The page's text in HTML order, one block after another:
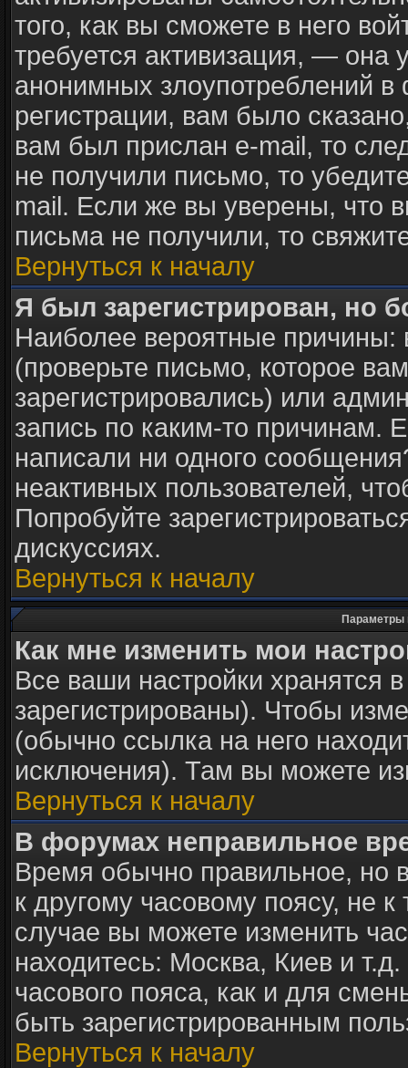
того, как вы сможете в него
требуется активизация, — она
анонимных злоупотреблений
регистрации, вам было
вам был прислан e-mail, то
не получили письмо, то
mail. Если же вы уверены, что
письма не получили, то
Вернуться к началу
Я был зарегистрирован, но
Наиболее вероятные
(проверьте письмо, которое
зарегистрировались) или
запись по каким-то причинам.
написали ни одного
неактивных пользователей,
Попробуйте
дискуссиях.
Вернуться к началу
Параметры
Как мне изменить мои
Все ваши настройки хранятся
зарегистрированы). Чтобы
(обычно ссылка на него
исключения). Там вы можете
Вернуться к началу
В форумах неправильное
Время обычно правильное, но
к другому часовому поясу, не
случае вы можете изменить
находитесь: Москва, Киев и
часового пояса, как и для
быть зарегистрированным
Вернуться к началу